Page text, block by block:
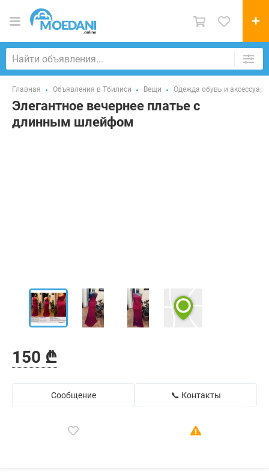
Главная Объявления в Тбилиси Вещи Одежда обувь и аксессуары
Элегантное вечернее платье с
длинным шлейфом
150 ₾
Сообщение 📞 Контакты